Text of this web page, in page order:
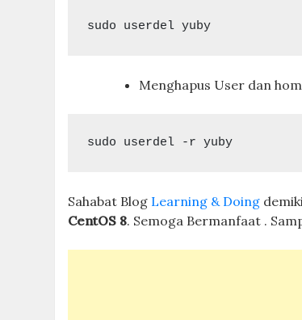
sudo userdel yuby
Menghapus User dan
sudo userdel -r yuby
Sahabat Blog Learning & Doing
CentOS 8. Semoga Bermanfaat .